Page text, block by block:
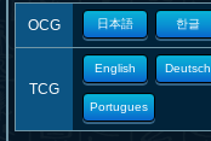
OCG 日本語 한글
TCG
English Deutsch
Portugues